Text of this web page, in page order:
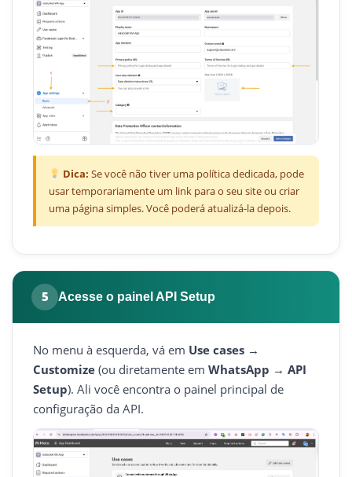
Dica: Se você não tiver uma política dedicada, pode
usar temporariamente um link para o seu site ou criar
uma página simples. Você poderá atualizá-la depois.
5 Acesse o painel API Setup
No menu à esquerda, vá em Use cases →
Customize (ou diretamente em WhatsApp → API
Setup). Ali você encontra o painel principal de
configuração da API.